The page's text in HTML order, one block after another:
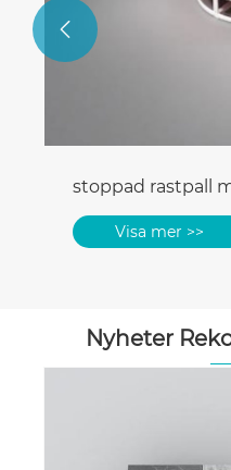
stoppad rastpall
Visa mer >>

Nyheter